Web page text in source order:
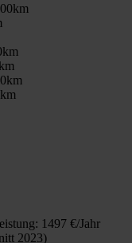
1497 €/Jahr
2023)